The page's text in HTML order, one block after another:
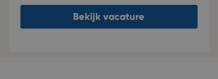
streven ze ernaar deze kwaliteit te combineren
met innovatie binnen het assortiment. Je komt
Bekijk vacature